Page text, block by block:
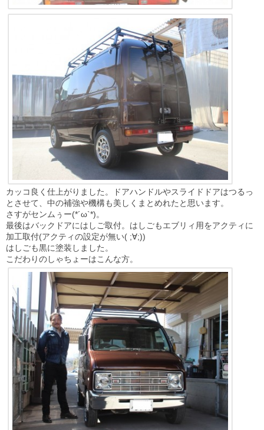
カッコ良く仕上がりました。ドアハンドルやスライドドアはつるっ
とさせて、中の補強や機構も美しくまとめれたと思います。
さすがセンムぅー(*´ω`*)。
最後はバックドアにはしご取付。はしごもエブリィ用をアクティに
加工取付(アクティの設定が無い( ;∀;))
はしごも黒に塗装しました。
こだわりのしゃちょーはこんな方。